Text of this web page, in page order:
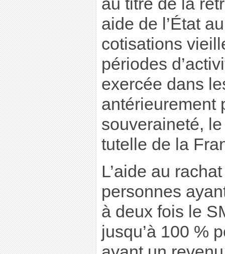
au titre de la
aide de l’État
cotisations
périodes
exercée dans
antérieurement
souveraineté,
tutelle de la
L’aide au
personnes
à deux fois le
jusqu’à 100 %